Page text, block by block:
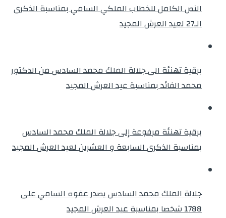
النص الكامل للخطاب الملكي السامي بمناسبة الذكرى
الـ27 لعيد العرش المجيد
برقية تهنئة الى جلالة الملك محمد السادس من الدكتور
محمد الفائد بمناسبة عيد العرش المجيد
برقية تهنئة مرفوعة إلى جلالة الملك محمد السادس
بمناسبة الذكرى السابعة و العشرين لعيد العرش المجيد
جلالة الملك محمد السادس يصدر عفوه السامي على
1788 شخصا بمناسبة عيد العرش المجيد